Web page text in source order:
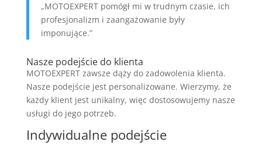
„MOTOEXPERT pomógł mi w trudnym czasie, ich
profesjonalizm i zaangażowanie były
imponujące.”
Nasze podejście do klienta
MOTOEXPERT zawsze dąży do zadowolenia klienta.
Nasze podejście jest personalizowane. Wierzymy, że
każdy klient jest unikalny, więc dostosowujemy nasze
usługi do jego potrzeb.
Indywidualne podejście